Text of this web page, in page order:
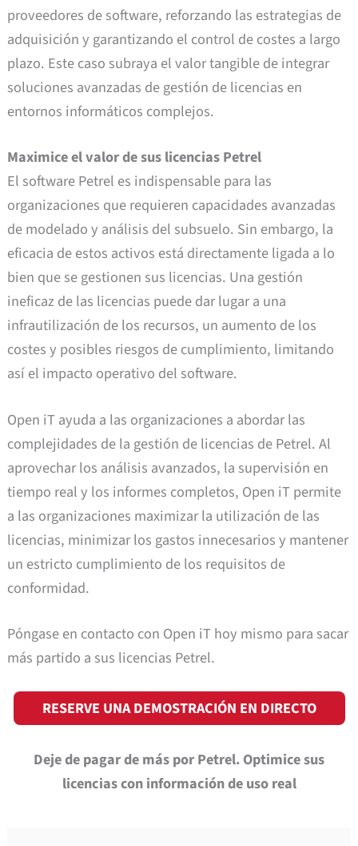
proveedores de software, reforzando las estrategias de
adquisición y garantizando el control de costes a largo
plazo. Este caso subraya el valor tangible de integrar
soluciones avanzadas de gestión de licencias en
entornos informáticos complejos.
Maximice el valor de sus licencias Petrel
El software Petrel es indispensable para las
organizaciones que requieren capacidades avanzadas
de modelado y análisis del subsuelo. Sin embargo, la
eficacia de estos activos está directamente ligada a lo
bien que se gestionen sus licencias. Una gestión
ineficaz de las licencias puede dar lugar a una
infrautilización de los recursos, un aumento de los
costes y posibles riesgos de cumplimiento, limitando
así el impacto operativo del software.
Open iT ayuda a las organizaciones a abordar las
complejidades de la gestión de licencias de Petrel. Al
aprovechar los análisis avanzados, la supervisión en
tiempo real y los informes completos, Open iT permite
a las organizaciones maximizar la utilización de las
licencias, minimizar los gastos innecesarios y mantener
un estricto cumplimiento de los requisitos de
conformidad.
Póngase en contacto con Open iT hoy mismo para sacar
más partido a sus licencias Petrel.
RESERVE UNA DEMOSTRACIÓN EN DIRECTO
Deje de pagar de más por Petrel. Optimice sus
licencias con información de uso real